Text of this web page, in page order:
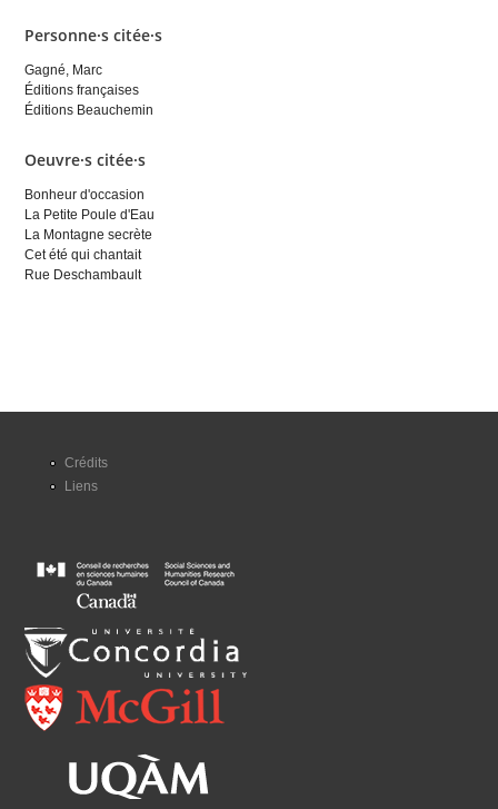
Personne·s citée·s
Gagné, Marc
Éditions françaises
Éditions Beauchemin
Oeuvre·s citée·s
Bonheur d'occasion
La Petite Poule d'Eau
La Montagne secrète
Cet été qui chantait
Rue Deschambault
Crédits
Liens